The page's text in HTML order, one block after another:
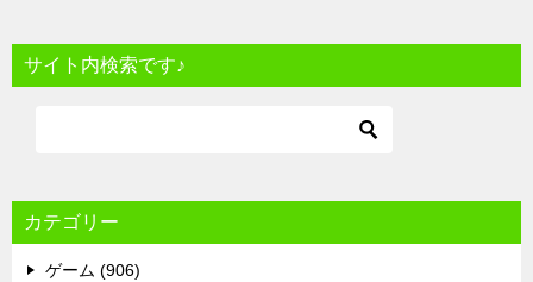
サイト内検索です♪
カテゴリー
ゲーム (906)